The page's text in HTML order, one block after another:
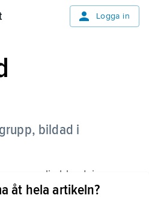
Logga in
bildad i
personlig blandning av
influenser.
åt hela artikeln?